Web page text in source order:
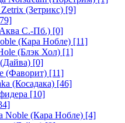
(Зетрикс) [9]
С.-Пб.) [0]
(Кара Нобле) [11]
(Блэк Хол) [1]
[0]
(Фаворит) [11]
(Косадака) [46]
[10]
Noble (Кара Нобле) [4]